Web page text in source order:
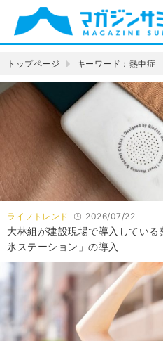
トップページ キーワード：熱中症
ライフトレンド 2026/07/22
大林組が建設現場で導入してい
氷ステーション」の導入